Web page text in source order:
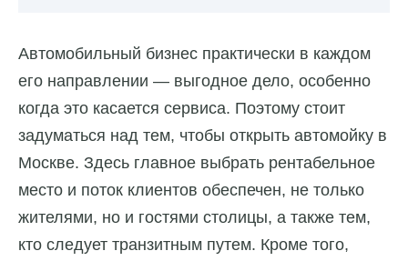
Автомобильный бизнес практически в каждом
его направлении — выгодное дело, особенно
когда это касается сервиса. Поэтому стоит
задуматься над тем, чтобы открыть автомойку в
Москве. Здесь главное выбрать рентабельное
место и поток клиентов обеспечен, не только
жителями, но и гостями столицы, а также тем,
кто следует транзитным путем. Кроме того,